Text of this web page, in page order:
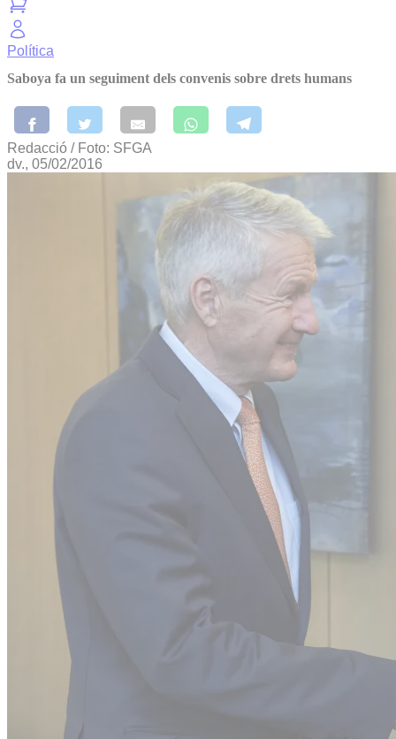
Política
Saboya fa un seguiment dels convenis sobre drets humans
Redacció / Foto: SFGA
dv., 05/02/2016